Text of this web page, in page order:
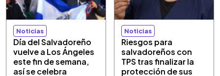
Noticias
Día del Salvadoreño
vuelve a Los Ángeles
este fin de semana,
así se celebra
Noticias
Riesgos para
salvadoreños con
TPS tras finalizar la
protección de sus